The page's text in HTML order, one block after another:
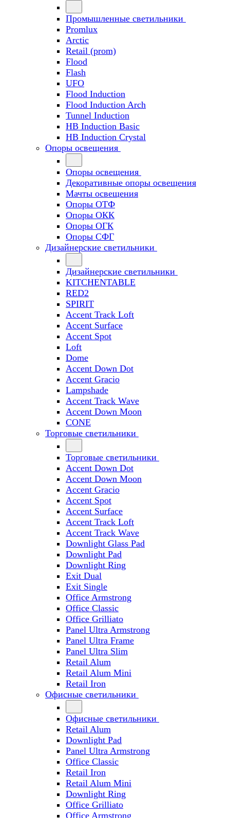
Промышленные светильники
Promlux
Arctic
Retail (prom)
Flood
Flash
UFO
Flood Induction
Flood Induction Arch
Tunnel Induction
HB Induction Basic
HB Induction Crystal
Опоры освещения
Опоры освещения
Декоративные опоры освещения
Мачты освещения
Опоры ОТФ
Опоры ОКК
Опоры ОГК
Опоры СФГ
Дизайнерские светильники
Дизайнерские светильники
KITCHENTABLE
RED2
SPIRIT
Accent Track Loft
Accent Surface
Accent Spot
Loft
Dome
Accent Down Dot
Accent Gracio
Lampshade
Accent Track Wave
Accent Down Moon
CONE
Торговые светильники
Торговые светильники
Accent Down Dot
Accent Down Moon
Accent Gracio
Accent Spot
Accent Surface
Accent Track Loft
Accent Track Wave
Downlight Glass Pad
Downlight Pad
Downlight Ring
Exit Dual
Exit Single
Office Armstrong
Office Classic
Office Grilliato
Panel Ultra Armstrong
Panel Ultra Frame
Panel Ultra Slim
Retail Alum
Retail Alum Mini
Retail Iron
Офисные светильники
Офисные светильники
Retail Alum
Downlight Pad
Panel Ultra Armstrong
Office Classic
Retail Iron
Retail Alum Mini
Downlight Ring
Office Grilliato
Office Armstrong